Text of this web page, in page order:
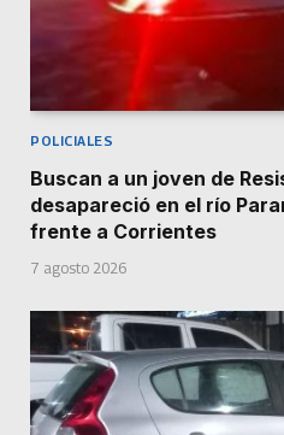
POLICIALES
Buscan a un joven de
desapareció en el río
frente a Corrientes
7 agosto 2026